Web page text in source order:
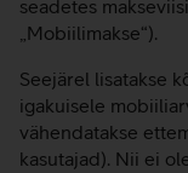
seadetes
„Mobiilimakse“).
Seejärel lisatakse
igakuisele
vähendatakse
kasutajad). Nii ei